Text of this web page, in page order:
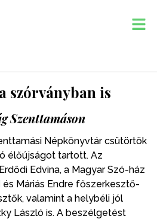
szórványban is
Szenttamáson
Népkönyvtár csütörtök
élőújságot tartott. Az
Edvina, a Magyar Szó-ház
Máriás Endre főszerkesztő-
valamint a helybéli jól
László is. A beszélgetést